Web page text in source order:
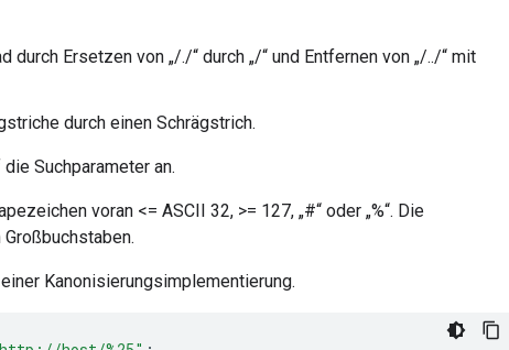
durch Ersetzen von „/./“ durch „/“ und Entfernen von „/../“ mit
durch einen Schrägstrich.
Suchparameter an.
voran <= ASCII 32, >= 127, „#“ oder „%“. Die
Kanonisierungsimplementierung.